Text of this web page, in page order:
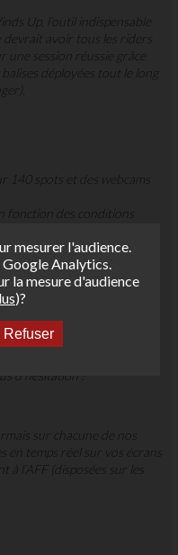
Up, l’outil indispensable
devrait avoir tous les riders
une session réussie grâce
balises déployées tout le long
140 spots et des webcams
fonction des conditions
vendre ou acheter votre
d’hésitation !
sur chacune de nos
en temps réel sur vos écrans
à l’AFF (disposées sur les
mesurer l'audience.
Analytics.
la mesure d'audience
)?
Refuser